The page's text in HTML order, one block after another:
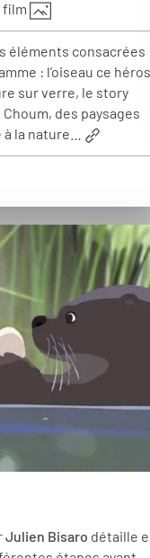
film
éléments consacrées
: l’oiseau ce
sur verre, le story
des paysages
la nature…
Julien Bisaro détaille